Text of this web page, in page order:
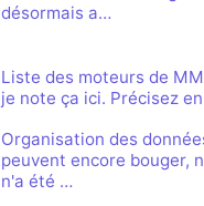
désormais a…
Liste des moteurs de
je note ça ici. Précisez
Organisation des
peuvent encore bouger,
n'a été …